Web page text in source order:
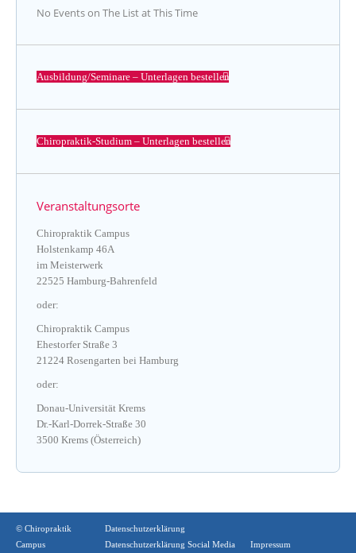
No Events on The List at This Time
Ausbildung/Seminare – Unterlagen bestellen
Chiropraktik-Studium – Unterlagen bestellen
Veranstaltungsorte
Chiropraktik Campus
Holstenkamp 46A
im Meisterwerk
22525 Hamburg-Bahrenfeld
oder:
Chiropraktik Campus
Ehestorfer Straße 3
21224 Rosengarten bei Hamburg
oder:
Donau-Universität Krems
Dr.-Karl-Dorrek-Straße 30
3500 Krems (Österreich)
© Chiropraktik
Campus
Datenschutzerklärung
Datenschutzerklärung Social Media
Impressum